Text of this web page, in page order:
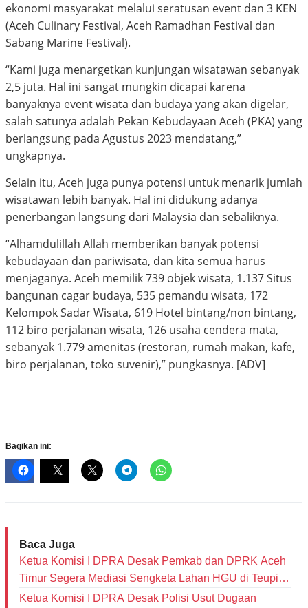
ekonomi masyarakat melalui seratusan event dan 3 KEN
(Aceh Culinary Festival, Aceh Ramadhan Festival dan
Sabang Marine Festival).
“Kami juga menargetkan kunjungan wisatawan sebanyak
2,5 juta. Hal ini sangat mungkin dicapai karena
banyaknya event wisata dan budaya yang akan digelar,
salah satunya adalah Pekan Kebudayaan Aceh (PKA) yang
berlangsung pada Agustus 2023 mendatang,”
ungkapnya.
Selain itu, Aceh juga punya potensi untuk menarik jumlah
wisatawan lebih banyak. Hal ini didukung adanya
penerbangan langsung dari Malaysia dan sebaliknya.
“Alhamdulillah Allah memberikan banyak potensi
kebudayaan dan pariwisata, dan kita semua harus
menjaganya. Aceh memilik 739 objek wisata, 1.137 Situs
bangunan cagar budaya, 535 pemandu wisata, 172
Kelompok Sadar Wisata, 619 Hotel bintang/non bintang,
112 biro perjalanan wisata, 126 usaha cendera mata,
sebanyak 1.779 amenitas (restoran, rumah makan, kafe,
biro perjalanan, toko suvenir),” pungkasnya. [ADV]
Bagikan ini:
Baca Juga
Ketua Komisi I DPRA Desak Pemkab dan DPRK Aceh
Timur Segera Mediasi Sengketa Lahan HGU di Teupin
Raya
Ketua Komisi I DPRA Desak Polisi Usut Dugaan